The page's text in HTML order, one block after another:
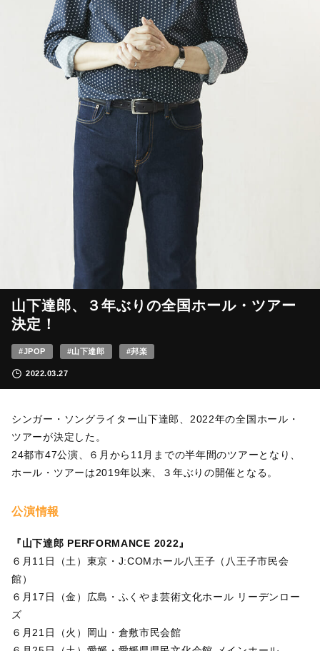
山下達郎、３年ぶりの全国ホール・ツアー
決定！
#JPOP #山下達郎 #邦楽
2022.03.27
シンガー・ソングライター山下達郎、2022年の全国ホール・
ツアーが決定した。
24都市47公演、６月から11月までの半年間のツアーとなり、
ホール・ツアーは2019年以来、３年ぶりの開催となる。
公演情報
『山下達郎 PERFORMANCE 2022』
６月11日（土）東京・J:COMホール八王子（八王子市民会
館）
６月17日（金）広島・ふくやま芸術文化ホール リーデンロー
ズ
６月21日（火）岡山・倉敷市民会館